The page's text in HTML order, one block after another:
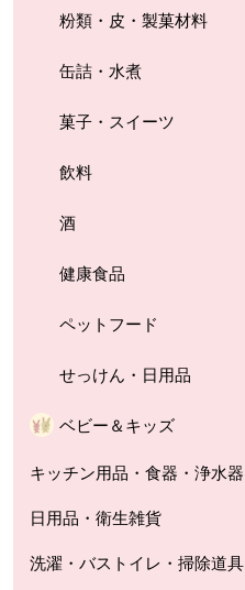
粉類・皮・製菓材料
缶詰・水煮
菓子・スイーツ
飲料
酒
健康食品
ペットフード
せっけん・日用品
ベビー＆キッズ
キッチン用品・食器・浄水器
日用品・衛生雑貨
洗濯・バストイレ・掃除道具